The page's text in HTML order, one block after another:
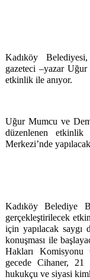
Kadıköy
gazeteci –yazar Uğur
etkinlik ile anıyor.
Uğur Mumcu ve
düzenlenen
Merkezi’nde
Kadıköy Belediye
gerçekleştirilecek
için yapılacak
konuşması ile
Hakları Komisyonu
gecede Cihaner, 21
hukukçu ve siyasi